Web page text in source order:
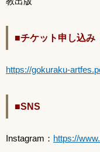
■チケット申し込み
https://gokuraku-
■SNS
Instagram： https://